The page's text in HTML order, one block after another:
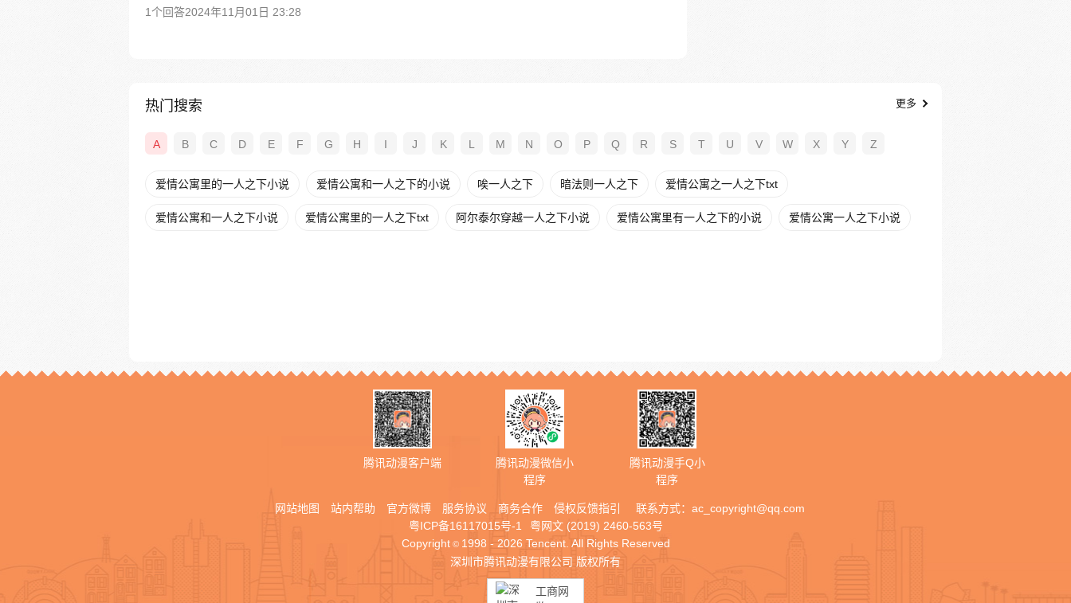
1个回答2024年11月01日 23:28
热门搜索 更多
A B C D E F G H I J K L M N O P Q R S T U V W X Y Z
爱情公寓里的一人之下小说 爱情公寓和一人之下的小说 唉一人之下 暗法则一人之下 爱情公寓之一人之下txt
爱情公寓和一人之下小说 爱情公寓里的一人之下txt 阿尔泰尔穿越一人之下小说 爱情公寓里有一人之下的小说 爱情公寓一人之下小说
腾讯动漫客户端
腾讯动漫微信小
程序
腾讯动漫手Q小
程序
网站地图 站内帮助 官方微博 服务协议 商务合作 侵权反馈指引 联系方式： ac_copyright@qq.com
粤ICP备16117015号-1
粤网文 (2019) 2460-563号
Copyright © 1998 - 2026 Tencent. All Rights Reserved
深圳市腾讯动漫有限公司 版权所有
工商网